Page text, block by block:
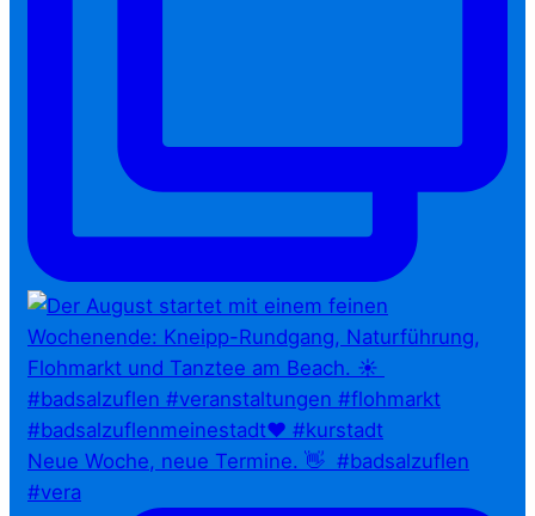
Neue Woche, neue Termine. 👋⁠ ⁠ #badsalzuflen
#vera